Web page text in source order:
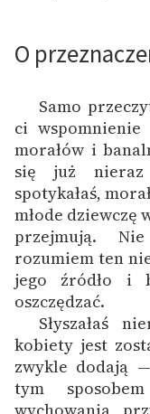
O
Samo
ci wspomnienie
morałów i
się już
spotykałaś,
młode dziewczę
przejmują.
rozumiem ten
jego źródło i
oszczędzać.
Słyszałaś
kobiety jest
zwykle dodają
tym